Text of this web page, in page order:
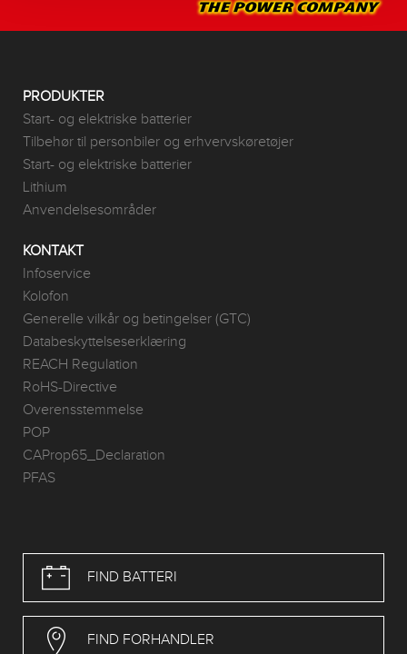
PRODUKTER
Start- og elektriske batterier
Tilbehør til personbiler og erhvervskøretøjer
Start- og elektriske batterier
Lithium
Anvendelsesområder
KONTAKT
Infoservice
Kolofon
Generelle vilkår og betingelser (GTC)
Databeskyttelseserklæring
REACH Regulation
RoHS-Directive
Overensstemmelse
POP
CAProp65_Declaration
PFAS
FIND BATTERI
FIND FORHANDLER